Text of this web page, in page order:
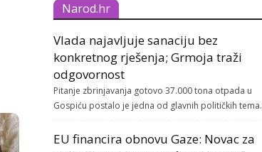
Narod.hr
Vlada najavljuje sanaciju bez
konkretnog rješenja; Grmoja traži
odgovornost
Pitanje zbrinjavanja gotovo 37.000 tona otpada u
Gospiću postalo je jedna od glavnih političkih tema.
EU financira obnovu Gaze: Novac za